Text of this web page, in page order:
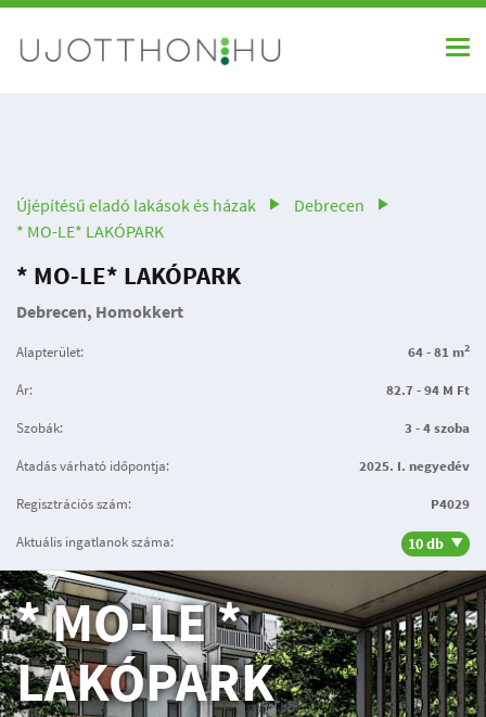
Újépítésű eladó lakások és házak
Debrecen
* MO-LE* LAKÓPARK
* MO-LE* LAKÓPARK
Debrecen, Homokkert
Alapterület: 64 - 81 m2
Ár: 82.7 - 94 M Ft
Szobák: 3 - 4 szoba
Átadás várható időpontja: 2025. I. negyedév
Regisztrációs szám: P4029
Aktuális ingatlanok száma: 10 db
* MO-LE *
LAKÓPARK